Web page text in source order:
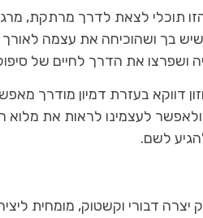
תוכלי לצאת לדרך מרתקת,
שיש בך ושהוכיחה את עצמה
ושפרצו את הדרך לחיים של
דווקא בעזרת דמיון מודרך
ולאפשר לעצמינו לראות את
לשם.
דבורי וקשטוק, מומחית